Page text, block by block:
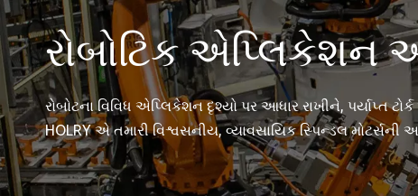
રોબોટિક એપ્લિકેશન
રોબોટના વિવિધ એપ્લિકેશન દૃશ્યો પર આધાર રાખીને, પર્યાપ્ત
HOLRY એ તમારી વિશ્વસનીય, વ્યાવસાયિક સ્પિન્ડલ મોટર્સની